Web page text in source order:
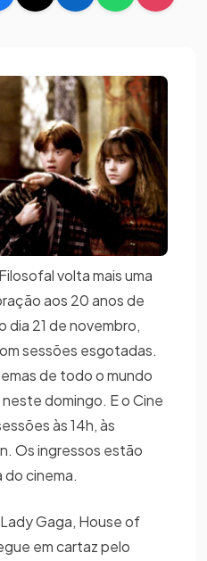
volta mais uma
aos 20 anos de
dia 21 de novembro,
sessões esgotadas.
de todo o mundo
domingo. E o Cine
às 14h, às
Os ingressos estão
do cinema.
Gaga, House of
em cartaz pelo